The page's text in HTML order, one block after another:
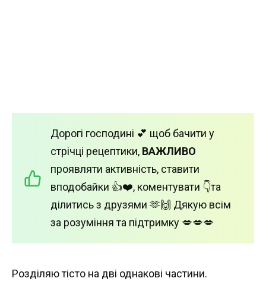
Дорогі господині 💕 щоб бачити у
стрічці рецептики, ВАЖЛИВО
проявляти активність, ставити
вподобайки 👍❤️, коментувати 👇та
ділитись з друзями 🫶🙌 Дякую всім
за розуміння та підтримку 💋💋💋
Розділяю тісто на дві однакові частини.